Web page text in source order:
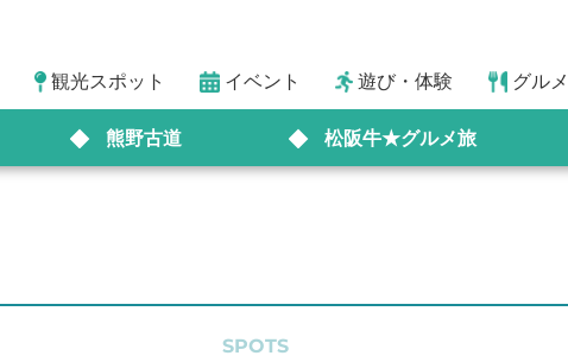
観光スポット イベント 遊び・体験 グルメ
熊野古道 松阪牛★グルメ旅
SPOTS